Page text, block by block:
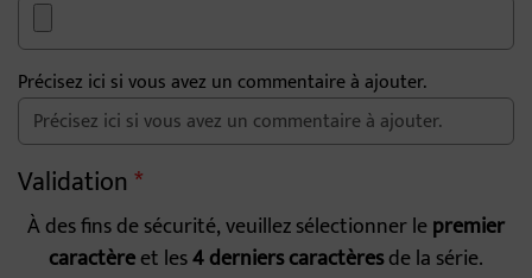
Précisez ici si vous avez un commentaire à ajouter.
Validation*
À des fins de sécurité, veuillez sélectionner lepremier
caractèreet les4 derniers caractèresde la série.